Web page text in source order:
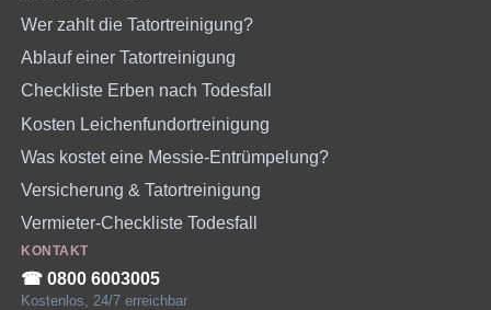
Wer zahlt die Tatortreinigung?
Ablauf einer Tatortreinigung
Checkliste Erben nach Todesfall
Kosten Leichenfundortreinigung
Was kostet eine Messie-Entrümpelung?
Versicherung & Tatortreinigung
Vermieter-Checkliste Todesfall
KONTAKT
☎︎ 0800 6003005
Kostenlos, 24/7 erreichbar